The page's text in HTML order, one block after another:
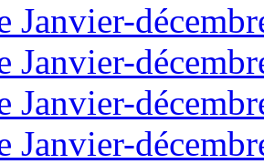
Janvier-
Janvier-
Janvier-
Janvier-